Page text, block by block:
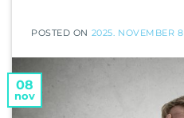
POSTED ON 2025. NOVEMBER 8,
08
nov